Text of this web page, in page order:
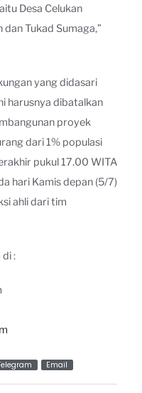
Desa Celukan
dan Tukad Sumaga,”
yang didasari
harusnya dibatalkan
proyek
dari 1% populasi
pukul 17.00 WITA
hari Kamis depan (5/7)
ahli dari tim
:
Email